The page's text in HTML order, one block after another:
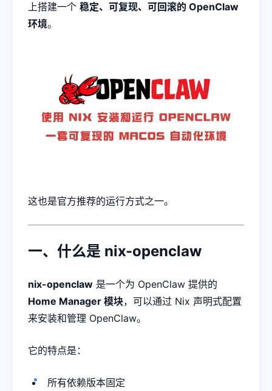
上搭建一个 稳定、可复现、可回滚的 OpenClaw
环境。
这也是官方推荐的运行方式之一。
一、什么是 nix-openclaw
nix-openclaw 是一个为 OpenClaw 提供的
Home Manager 模块，可以通过 Nix 声明式配置
来安装和管理 OpenClaw。
它的特点是：
所有依赖版本固定